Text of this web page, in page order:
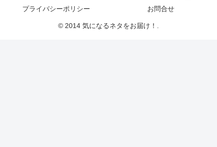
プライバシーポリシー
お問合せ
© 2014 気になるネタをお届け！.